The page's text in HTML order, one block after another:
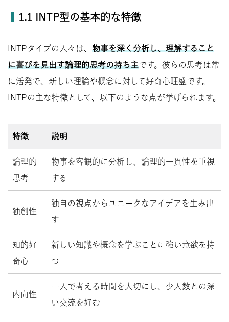
1.1 INTP型の基本的な特徴
INTPタイプの人々は、 物事を深く分析し、理解すること
に喜びを見出す論理的思考の持ち主です。彼らの思考は常
に活発で、新しい理論や概念に対して好奇心旺盛です。
INTPの主な特徴として、以下のような点が挙げられます。
特徴 説明
論理的
思考
物事を客観的に分析し、論理的一貫性を重視
する
独創性
独自の視点からユニークなアイデアを生み出
す
知的好
奇心
新しい知識や概念を学ぶことに強い意欲を持
つ
内向性
一人で考える時間を大切にし、少人数との深
い交流を好む